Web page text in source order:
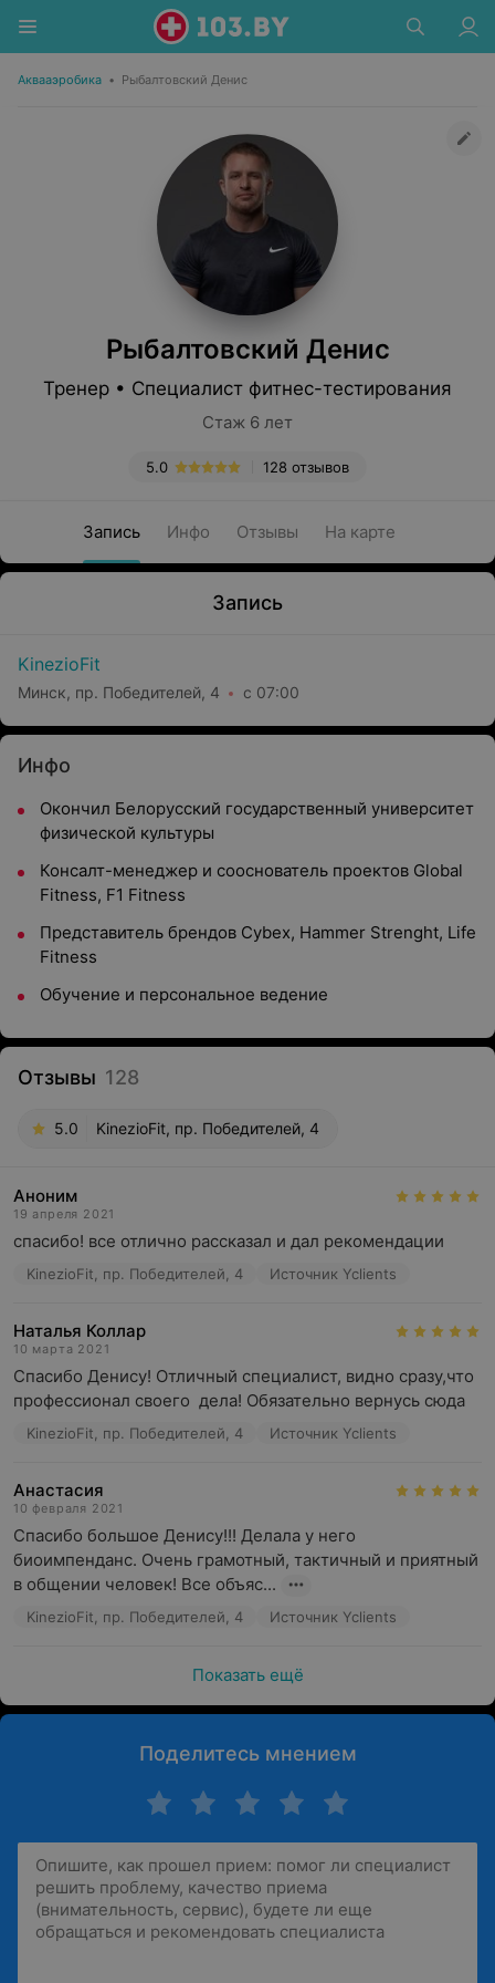
Аквааэробика • Рыбалтовский Денис
Рыбалтовский Денис
Тренер • Специалист фитнес-тестирования
Стаж 6 лет
128 отзывов
5.0
Запись Инфо Отзывы На карте
Запись
KinezioFit
Минск, пр. Победителей, 4 с 07:00
Инфо
Окончил Белорусский государственный университет
физической культуры
Консалт-менеджер и сооснователь проектов Global
Fitness, F1 Fitness
Представитель брендов Cybex, Hammer Strenght, Life
Fitness
Обучение и персональное ведение
Отзывы 128
5.0 KinezioFit, пр. Победителей, 4
Аноним
19 апреля 2021
спасибо! все отлично рассказал и дал рекомендации
KinezioFit, пр. Победителей, 4 Источник Yclients
Наталья Коллар
10 марта 2021
Спасибо Денису! Отличный специалист, видно сразу,что
профессионал своего  дела! Обязательно вернусь сюда
KinezioFit, пр. Победителей, 4 Источник Yclients
Анастасия
10 февраля 2021
Спасибо большое Денису!!! Делала у него
биоимпенданс. Очень грамотный, тактичный и приятный
в общении человек! Все объяс...
KinezioFit, пр. Победителей, 4 Источник Yclients
Показать ещё
Поделитесь мнением